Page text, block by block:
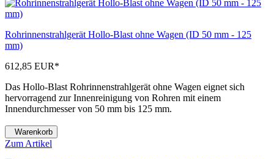
Rohrinnenstrahlgerät Hollo-Blast ohne Wagen (ID 50 mm - 125
mm)
612,85 EUR*
Das Hollo-Blast Rohrinnenstrahlgerät ohne Wagen eignet sich
hervorragend zur Innenreinigung von Rohren mit einem
Innendurchmesser von 50 mm bis 125 mm.
Warenkorb
Zum Artikel